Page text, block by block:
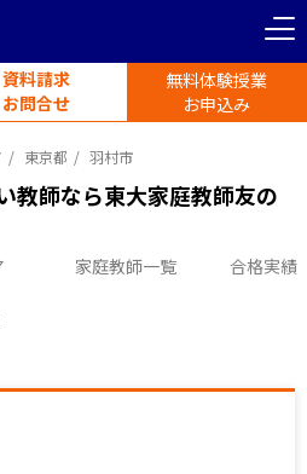
資料請求
お問合せ
無料体験授業
お申込み
東京都 羽村市
教師なら東大家庭教師友の
家庭教師一覧 合格実績
リセット
神奈川県
千葉県
京都府